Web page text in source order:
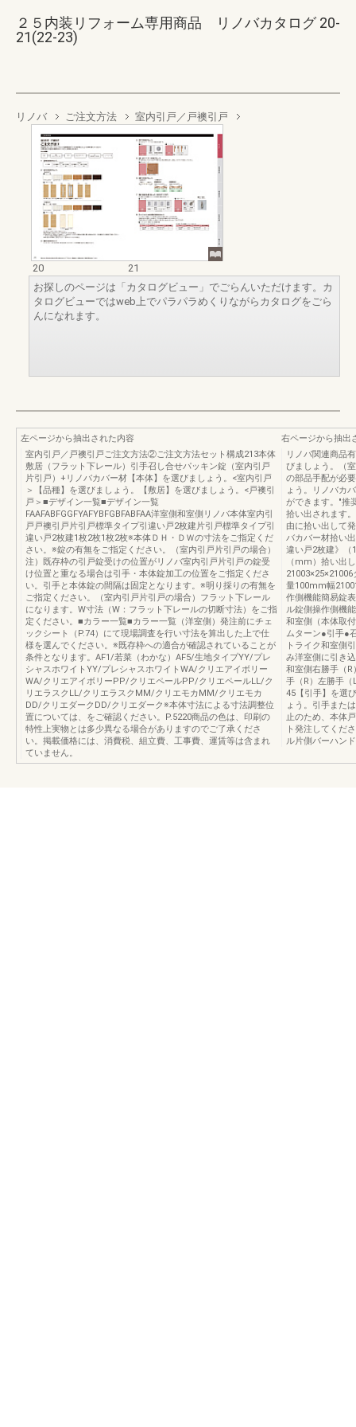
２５内装リフォーム専用商品 リノバカタログ 20-
21(22-23)
リノバ ご注文方法 室内引戸／戸襖引戸
20
21
お探しのページは「カタログビュー」でごらんいただけます。カ
タログビューではweb上でパラパラめくりながらカタログをごら
んになれます。
左ページから抽出された内容
室内引戸／戸襖引戸ご注文方法②ご注文方法セット構成213本体
敷居（フラット下レール）引手召し合せパッキン錠（室内引戸
片引戸）+リノバカバー材【本体】を選びましょう。<室内引戸
＞【品種】を選びましょう。【敷居】を選びましょう。<戸襖引
戸＞■デザイン一覧■デザイン一覧
FAAFABFGGFYAFYBFGBFABFAA洋室側和室側リノバ本体室内引
戸戸襖引戸片引戸標準タイプ引違い戸2枚建片引戸標準タイプ引
違い戸2枚建1枚2枚1枚2枚※本体ＤＨ・ＤＷの寸法をご指定くだ
さい。※錠の有無をご指定ください。（室内引戸片引戸の場合）
注）既存枠の引戸錠受けの位置がリノバ室内引戸片引戸の錠受
け位置と重なる場合は引手・本体錠加工の位置をご指定くださ
い。引手と本体錠の間隔は固定となります。※明り採りの有無を
ご指定ください。（室内引戸片引戸の場合）フラット下レール
になります。W寸法（W：フラット下レールの切断寸法）をご指
定ください。■カラー一覧■カラー一覧（洋室側）発注前にチェ
ックシート（P.74）にて現場調査を行い寸法を算出した上で仕
様を選んでください。※既存枠への適合が確認されていることが
条件となります。AF1/若菜（わかな）AF5/生地タイプYY/プレ
シャスホワイトYY/プレシャスホワイトWA/クリエアイボリー
WA/クリエアイボリーPP/クリエペールPP/クリエペールLL/ク
リエラスクLL/クリエラスクMM/クリエモカMM/クリエモカ
DD/クリエダークDD/クリエダーク※本体寸法による寸法調整位
置については、をご確認ください。P.5220商品の色は、印刷の
特性上実物とは多少異なる場合がありますのでご了承くださ
い。掲載価格には、消費税、組立費、工事費、運賃等は含まれ
ていません。
右ページから抽出
リノバ関連商品
びましょう。（
の部品手配が必
ょう。リノバカ
ができます。"推
拾い出されます
由に拾い出して
バカバー材拾い
違い戸2枚建》（
（mm）拾い出
量100mm幅
作側機能簡易錠
ル錠側操作側機
和室側（本体取
ムターン●引手●
トライク和室側
み洋室側に引き
和室側右勝手（
手（R）左勝手（
45【引手】を選
ょう。引手また
止のため、本体
ト発注してくだ
ル片側バーハン